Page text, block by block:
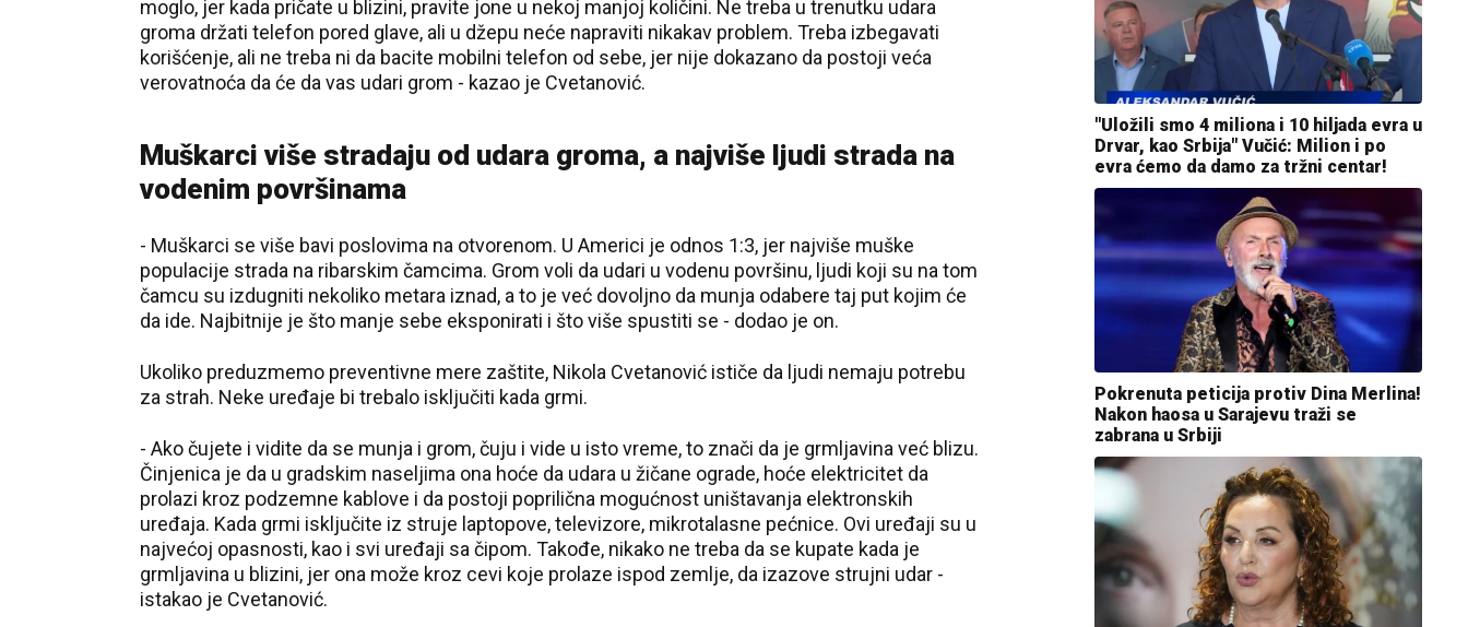
moglo, jer kada pričate u blizini, pravite jone u nekoj manjoj količini. Ne treba u trenutku udara
groma držati telefon pored glave, ali u džepu neće napraviti nikakav problem. Treba izbegavati
korišćenje, ali ne treba ni da bacite mobilni telefon od sebe, jer nije dokazano da postoji veća
verovatnoća da će da vas udari grom - kazao je Cvetanović.
Muškarci više stradaju od udara groma, a najviše ljudi strada na
vodenim površinama
- Muškarci se više bavi poslovima na otvorenom. U Americi je odnos 1:3, jer najviše muške
populacije strada na ribarskim čamcima. Grom voli da udari u vodenu površinu, ljudi koji su na tom
čamcu su izdugniti nekoliko metara iznad, a to je već dovoljno da munja odabere taj put kojim će
da ide. Najbitnije je što manje sebe eksponirati i što više spustiti se - dodao je on.
Ukoliko preduzmemo preventivne mere zaštite, Nikola Cvetanović ističe da ljudi nemaju potrebu
za strah. Neke uređaje bi trebalo isključiti kada grmi.
- Ako čujete i vidite da se munja i grom, čuju i vide u isto vreme, to znači da je grmljavina već blizu.
Činjenica je da u gradskim naseljima ona hoće da udara u žičane ograde, hoće elektricitet da
prolazi kroz podzemne kablove i da postoji poprilična mogućnost uništavanja elektronskih
uređaja. Kada grmi isključite iz struje laptopove, televizore, mikrotalasne pećnice. Ovi uređaji su u
najvećoj opasnosti, kao i svi uređaji sa čipom. Takođe, nikako ne treba da se kupate kada je
grmljavina u blizini, jer ona može kroz cevi koje prolaze ispod zemlje, da izazove strujni udar -
istakao je Cvetanović.
"Uložili smo 4 miliona i 10 hiljada evra u
Drvar, kao Srbija" Vučić: Milion i po
evra ćemo da damo za tržni centar!
Pokrenuta peticija protiv Dina Merlina!
Nakon haosa u Sarajevu traži se
zabrana u Srbiji